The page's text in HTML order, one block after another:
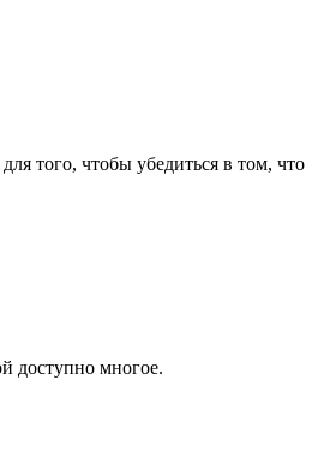
того, чтобы убедиться в том, что
доступно многое.